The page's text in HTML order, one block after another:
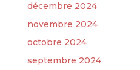
décembre 2024
novembre 2024
octobre 2024
septembre 2024